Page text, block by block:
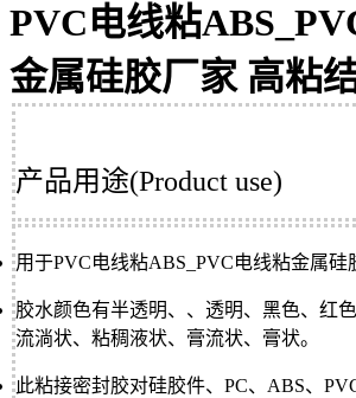
PVC电线粘
金属硅胶厂家 高粘
产品用途(Product use)
用于PVC电线粘ABS_PVC电线粘金属硅
胶水颜色有半透明、、透明、黑色、红
流淌状、粘稠液状、膏流状、膏状。
此粘接密封胶对硅胶件、PC、ABS、